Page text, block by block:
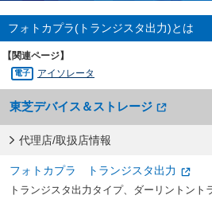
フォトカプラ(トランジスタ出力)とは
【関連ページ】
アイソレータ
東芝デバイス＆ストレージ
代理店/取扱店情報
フォトカプラ トランジスタ出力
トランジスタ出力タイプ、ダーリントント